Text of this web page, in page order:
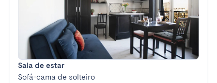
Sala de estar
Sofá-cama de solteiro